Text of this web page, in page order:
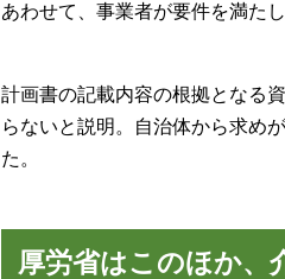
あわせて、事業者が要件を満た
計画書の記載内容の根拠となる
らないと説明。自治体から求め
た。
厚労省はこのほか、